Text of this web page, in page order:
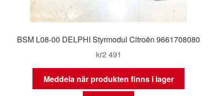
BSM L08-00 DELPHI Styrmodul Citroën 9661708080
kr2 491
Meddela när produkten finns i lager